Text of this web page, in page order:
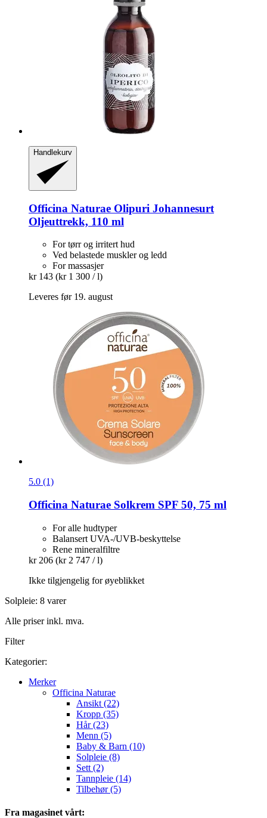
Handlekurv
Officina Naturae Olipuri Johannesurt
Oljeuttrekk, 110 ml
For tørr og irritert hud
Ved belastede muskler og ledd
For massasjer
kr 143 (kr 1 300 / l)
Leveres før 19. august
5.0 (1)
Officina Naturae Solkrem SPF 50, 75 ml
For alle hudtyper
Balansert UVA-/UVB-beskyttelse
Rene mineralfiltre
kr 206 (kr 2 747 / l)
Ikke tilgjengelig for øyeblikket
Solpleie: 8 varer
Alle priser inkl. mva.
Filter
Kategorier:
Merker
Officina Naturae
Ansikt (22)
Kropp (35)
Hår (23)
Menn (5)
Baby & Barn (10)
Solpleie (8)
Sett (2)
Tannpleie (14)
Tilbehør (5)
Fra magasinet vårt: